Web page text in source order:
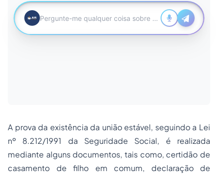
A prova da existência da união estável, seguindo a Lei
nº 8.212/1991 da Seguridade Social, é realizada
mediante alguns documentos, tais como, certidão de
casamento de filho em comum, declaração de